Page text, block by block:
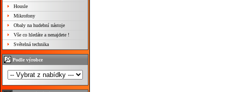
Housle
Mikrofony
Obaly na hudební nástoje
Vše co hledáte a nenajdete !
Světelná technika
Podle výrobce